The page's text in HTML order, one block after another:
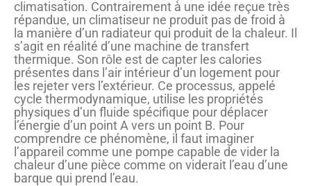
climatisation. Contrairement à une idée reçue très
répandue, un climatiseur ne produit pas de froid à
la manière d’un radiateur qui produit de la chaleur. Il
s’agit en réalité d’une machine de transfert
thermique. Son rôle est de capter les calories
présentes dans l’air intérieur d’un logement pour
les rejeter vers l’extérieur. Ce processus, appelé
cycle thermodynamique, utilise les propriétés
physiques d’un fluide spécifique pour déplacer
l’énergie d’un point A vers un point B. Pour
comprendre ce phénomène, il faut imaginer
l’appareil comme une pompe capable de vider la
chaleur d’une pièce comme on viderait l’eau d’une
barque qui prend l’eau.